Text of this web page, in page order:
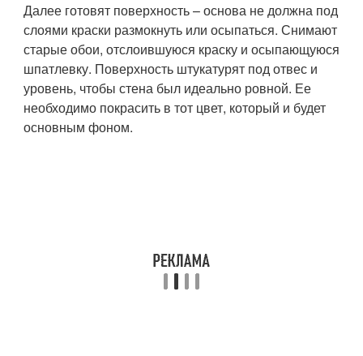
Далее готовят поверхность – основа не должна под
слоями краски размокнуть или осыпаться. Снимают
старые обои, отслоившуюся краску и осыпающуюся
шпатлевку. Поверхность штукатурят под отвес и
уровень, чтобы стена был идеально ровной. Ее
необходимо покрасить в тот цвет, который и будет
основным фоном.